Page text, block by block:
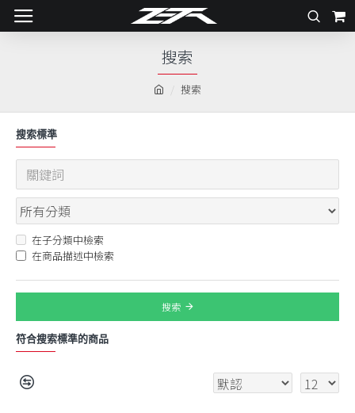
搜索
搜索
搜索標準
在子分類中檢索
在商品描述中檢索
搜索
符合搜索標準的商品